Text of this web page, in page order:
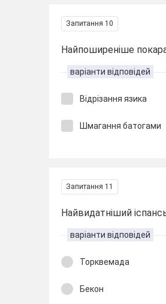
Запитання 10
Найпоширеніше
варіанти відповідей
Відрізання язика
Шмагання батогами
Запитання 11
Найвидатніший
варіанти відповідей
Торквемада
Бекон